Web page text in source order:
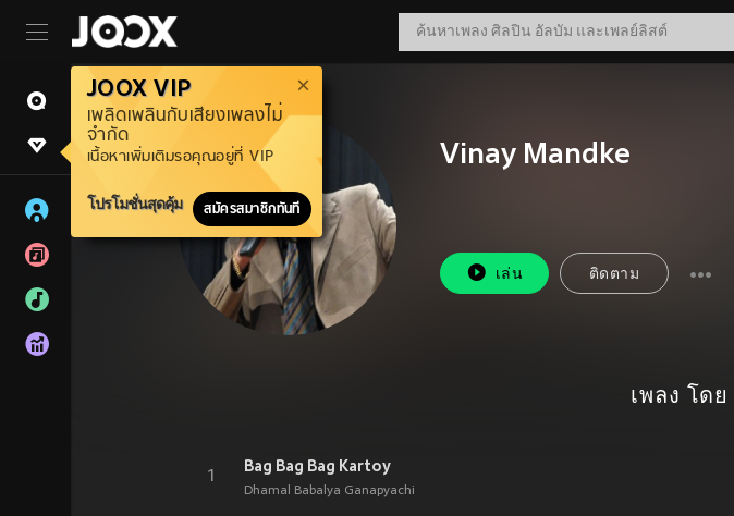
JOOX VIP
เพลิดเพลินกับเสียงเพลงไม่
จำกัด
เนื้อหาเพิ่มเติมรอคุณอยู่ที่ VIP
โปรโมชั่นสุดคุ้ม สมัครสมาชิกทันที
Vinay Mandke
เล่น ติดตาม
เพลง โด
1
Bag Bag Bag Kartoy
Dhamal Babalya Ganapyachi